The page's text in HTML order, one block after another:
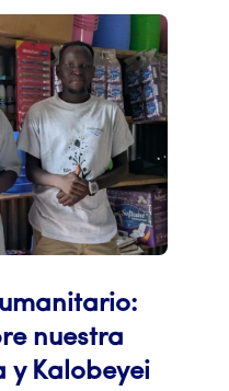
nuestra
y Kalobeyei